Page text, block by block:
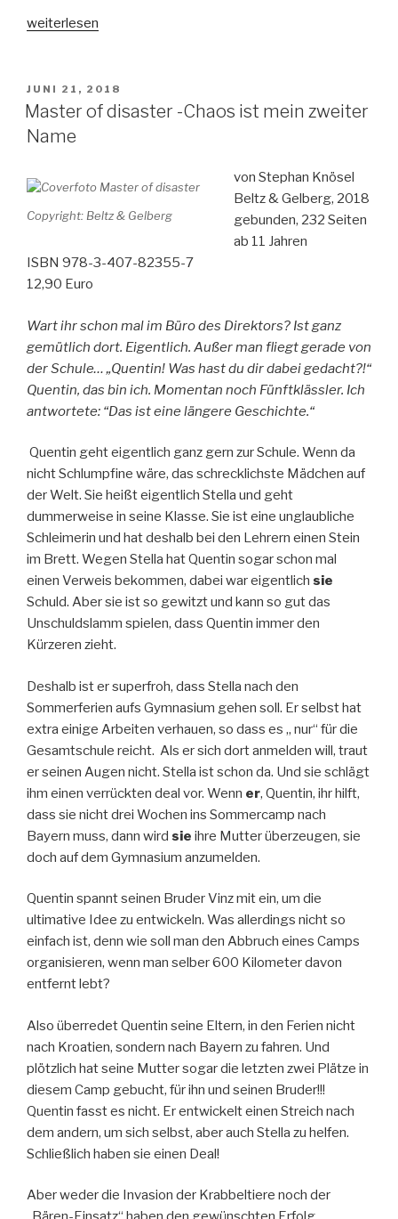
„Lilly
Schule
auf“
weiterlesen
VERÖFFENTLICHT
AM
JUNI 21, 2018
Master of disaster -Chaos ist mein zweiter
Name
Copyright: Beltz & Gelberg
von Stephan Knösel
Beltz & Gelberg, 2018
gebunden, 232 Seiten
ab 11 Jahren
ISBN 978-3-407-82355-7
12,90 Euro
Wart ihr schon mal im Büro des Direktors? Ist ganz
gemütlich dort. Eigentlich. Außer man fliegt gerade von
der Schule… „Quentin! Was hast du dir dabei gedacht?!“
Quentin, das bin ich. Momentan noch Fünftklässler. Ich
antwortete: “Das ist eine längere Geschichte.“
Quentin geht eigentlich ganz gern zur Schule. Wenn da
nicht Schlumpfine wäre, das schrecklichste Mädchen auf
der Welt. Sie heißt eigentlich Stella und geht
dummerweise in seine Klasse. Sie ist eine unglaubliche
Schleimerin und hat deshalb bei den Lehrern einen Stein
im Brett. Wegen Stella hat Quentin sogar schon mal
einen Verweis bekommen, dabei war eigentlich sie
Schuld. Aber sie ist so gewitzt und kann so gut das
Unschuldslamm spielen, dass Quentin immer den
Kürzeren zieht.
Deshalb ist er superfroh, dass Stella nach den
Sommerferien aufs Gymnasium gehen soll. Er selbst hat
extra einige Arbeiten verhauen, so dass es „ nur“ für die
Gesamtschule reicht. Als er sich dort anmelden will, traut
er seinen Augen nicht. Stella ist schon da. Und sie schlägt
ihm einen verrückten deal vor. Wenn er, Quentin, ihr hilft,
dass sie nicht drei Wochen ins Sommercamp nach
Bayern muss, dann wird sie ihre Mutter überzeugen, sie
doch auf dem Gymnasium anzumelden.
Quentin spannt seinen Bruder Vinz mit ein, um die
ultimative Idee zu entwickeln. Was allerdings nicht so
einfach ist, denn wie soll man den Abbruch eines Camps
organisieren, wenn man selber 600 Kilometer davon
entfernt lebt?
Also überredet Quentin seine Eltern, in den Ferien nicht
nach Kroatien, sondern nach Bayern zu fahren. Und
plötzlich hat seine Mutter sogar die letzten zwei Plätze in
diesem Camp gebucht, für ihn und seinen Bruder!!!
Quentin fasst es nicht. Er entwickelt einen Streich nach
dem andern, um sich selbst, aber auch Stella zu helfen.
Schließlich haben sie einen Deal!
Aber weder die Invasion der Krabbeltiere noch der